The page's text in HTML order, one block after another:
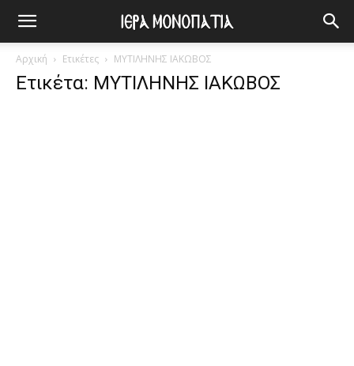
Αρχική Ετικέτες ΜΥΤΙΛΗΝΗΣ ΙΑΚΩΒΟΣ
Ετικέτα: ΜΥΤΙΛΗΝΗΣ ΙΑΚΩΒΟΣ